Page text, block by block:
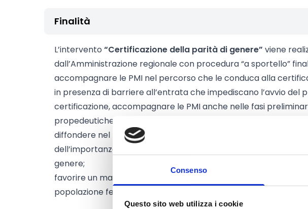
Consenso
Questo sito web utilizza i cookie
Finalità
L’intervento “Certificazione della parità di genere” viene
dall’Amministrazione regionale con procedura “a sportello”
accompagnare le PMI nel percorso che le conduca alla
in presenza di barriere all’entrata che impediscano l’avvio del
certificazione, accompagnare le PMI anche nelle fasi
propedeutiche quali l’adeguamento dei processi e dei sistemi
diffondere nel tessuto d’impresa calabrese la consapevolezza
dell’importanza sociale, culturale, economica e strategica della
genere;
favorire un maggior tasso occupazionale e di accesso al lavoro
popolazione femminile.